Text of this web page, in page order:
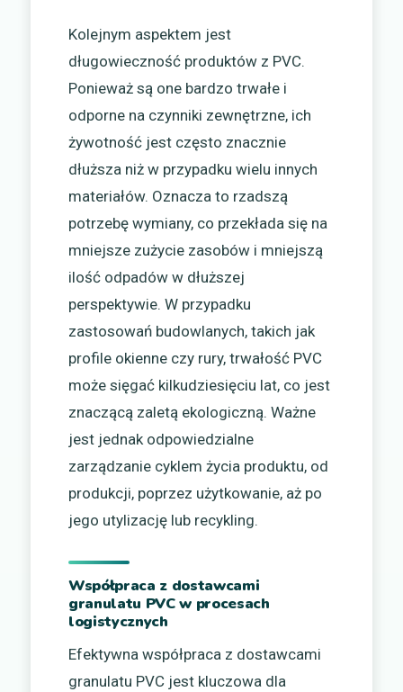
Kolejnym aspektem jest
długowieczność produktów z PVC.
Ponieważ są one bardzo trwałe i
odporne na czynniki zewnętrzne, ich
żywotność jest często znacznie
dłuższa niż w przypadku wielu innych
materiałów. Oznacza to rzadszą
potrzebę wymiany, co przekłada się na
mniejsze zużycie zasobów i mniejszą
ilość odpadów w dłuższej
perspektywie. W przypadku
zastosowań budowlanych, takich jak
profile okienne czy rury, trwałość PVC
może sięgać kilkudziesięciu lat, co jest
znaczącą zaletą ekologiczną. Ważne
jest jednak odpowiedzialne
zarządzanie cyklem życia produktu, od
produkcji, poprzez użytkowanie, aż po
jego utylizację lub recykling.
Współpraca z dostawcami
granulatu PVC w procesach
logistycznych
Efektywna współpraca z dostawcami
granulatu PVC jest kluczowa dla